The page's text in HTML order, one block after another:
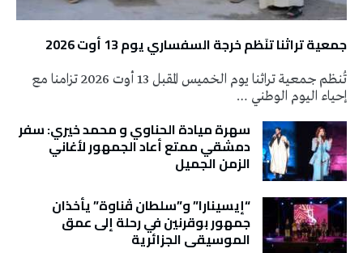
جمعية تراثنا تنَظم خرجة السفساري يوم 13 أوت 2026
تُنظم جمعية تراثنا يوم الخميس المقبل 13 أوت 2026 تزامنا مع
إحياء اليوم الوطني …
سهرة ميادة الحناوي و محمد خيري: سفر
دمشقي ممتع أعاد الجمهور لأغاني
الزمن الجميل
“إيسينارا” و”سلطان ڤناوة” يأخذان
جمهور بوقرنين في رحلة إلى عمق
الموسيقى الجزائرية